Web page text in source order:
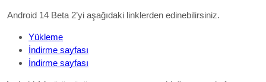
Android 14 Beta 2’yi aşağıdaki linklerden edinebilirsiniz.
Yükleme
İndirme sayfası
İndirme sayfası